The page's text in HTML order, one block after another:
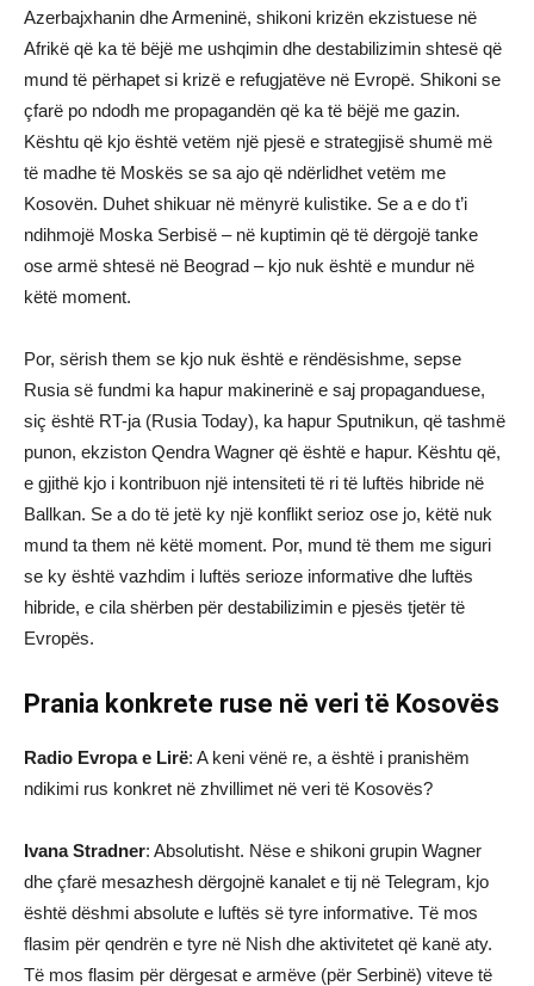
Azerbajxhanin dhe Armeninë, shikoni krizën ekzistuese në
Afrikë që ka të bëjë me ushqimin dhe destabilizimin shtesë që
mund të përhapet si krizë e refugjatëve në Evropë. Shikoni se
çfarë po ndodh me propagandën që ka të bëjë me gazin.
Kështu që kjo është vetëm një pjesë e strategjisë shumë më
të madhe të Moskës se sa ajo që ndërlidhet vetëm me
Kosovën. Duhet shikuar në mënyrë kulistike. Se a e do t’i
ndihmojë Moska Serbisë – në kuptimin që të dërgojë tanke
ose armë shtesë në Beograd – kjo nuk është e mundur në
këtë moment.
Por, sërish them se kjo nuk është e rëndësishme, sepse
Rusia së fundmi ka hapur makinerinë e saj propaganduese,
siç është RT-ja (Rusia Today), ka hapur Sputnikun, që tashmë
punon, ekziston Qendra Wagner që është e hapur. Kështu që,
e gjithë kjo i kontribuon një intensiteti të ri të luftës hibride në
Ballkan. Se a do të jetë ky një konflikt serioz ose jo, këtë nuk
mund ta them në këtë moment. Por, mund të them me siguri
se ky është vazhdim i luftës serioze informative dhe luftës
hibride, e cila shërben për destabilizimin e pjesës tjetër të
Evropës.
Prania konkrete ruse në veri të Kosovës
Radio Evropa e Lirë: A keni vënë re, a është i pranishëm
ndikimi rus konkret në zhvillimet në veri të Kosovës?
Ivana Stradner: Absolutisht. Nëse e shikoni grupin Wagner
dhe çfarë mesazhesh dërgojnë kanalet e tij në Telegram, kjo
është dëshmi absolute e luftës së tyre informative. Të mos
flasim për qendrën e tyre në Nish dhe aktivitetet që kanë aty.
Të mos flasim për dërgesat e armëve (për Serbinë) viteve të